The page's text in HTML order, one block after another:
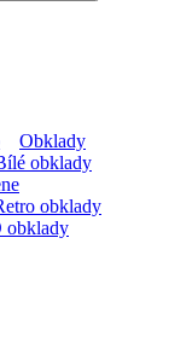
Obklady
obklady
obklady
obklady